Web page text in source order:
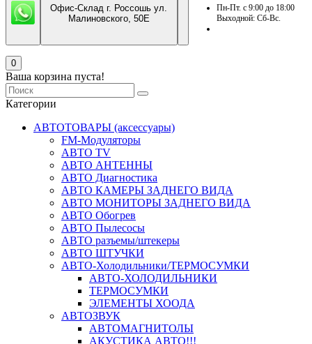
Офис-Склад г. Россошь ул.
Малиновского, 50Е
Пн-Пт. с 9:00 до 18:00
Выходной: Сб-Вс.
0
Ваша корзина пуста!
Категории
АВТОТОВАРЫ (аксессуары)
FM-Модуляторы
АВТО TV
АВТО АНТЕННЫ
АВТО Диагностика
АВТО КАМЕРЫ ЗАДНЕГО ВИДА
АВТО МОНИТОРЫ ЗАДНЕГО ВИДА
АВТО Обогрев
АВТО Пылесосы
АВТО разъемы/штекеры
АВТО ШТУЧКИ
АВТО-Холодильники/ТЕРМОСУМКИ
АВТО-ХОЛОДИЛЬНИКИ
ТЕРМОСУМКИ
ЭЛЕМЕНТЫ ХООДА
АВТОЗВУК
АВТОМАГНИТОЛЫ
АКУСТИКА АВТО!!!